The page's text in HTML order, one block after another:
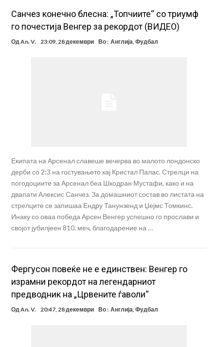
Санчез конечно блесна: „Топчиите“ со триумф
го почестија Венгер за рекордот (ВИДЕО)
ОдAn. V. 23:09, 28 декември Во : Англија,Фудбал
Екипата на Арсенал славеше вечерва во малото лондонско
дерби со 2:3 на гостувањето кај Кристал Палас. Стрелци на
погодоциите за Арсенал беа Шкодран Мустафи, како и на
двапати Алексис Санчез. За домашниот состав во листата на
стрелците се запишаа Ендру Танунзенд и Џејмс Томкинс.
Инаку со оваа победа Арсен Венгер успешно го прослави и
својот јубилјеен 810. меч, благодарение на …
Фергусон повеќе не е единствен: Венгер го
израмни рекордот на легендарниот
предводник на „Црвените ѓаволи“
Од An. V. 20:47, 28 декември Во : Англија Фудбал